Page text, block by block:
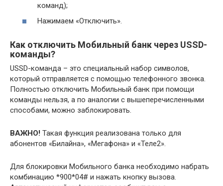
команд);
Нажимаем «Отключить».
Как отключить Мобильный банк через USSD-
команды?
USSD-команда – это специальный набор символов,
который отправляется с помощью телефонного звонка.
Полностью отключить Мобильный банк при помощи
команды нельзя, а по аналогии с вышеперечисленными
способами, можно заблокировать.
ВАЖНО! Такая функция реализована только для
абонентов «Билайна», «Мегафона» и «Теле2».
Для блокировки Мобильного банка необходимо набрать
комбинацию *900*04# и нажать кнопку вызова.